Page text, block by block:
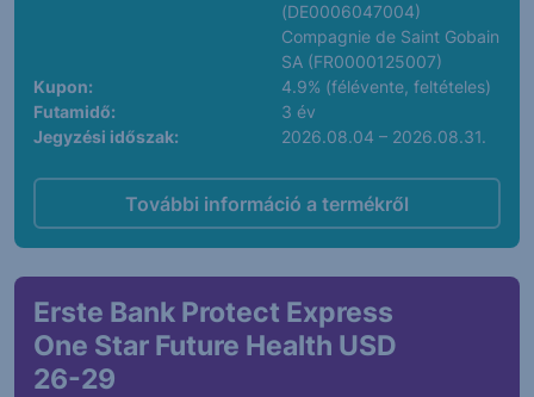
(DE0006047004)
Compagnie de Saint Gobain
SA (FR0000125007)
Kupon:
4.9% (félévente, feltételes)
Futamidő:
3 év
Jegyzési időszak:
2026.08.04 – 2026.08.31.
További információ a termékről
Erste Bank Protect Express
One Star Future Health USD
26-29